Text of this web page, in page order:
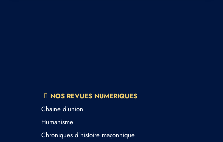
NOS REVUES NUMERIQUES
Chaine d’union
Humanisme
Chroniques d’histoire maçonnique